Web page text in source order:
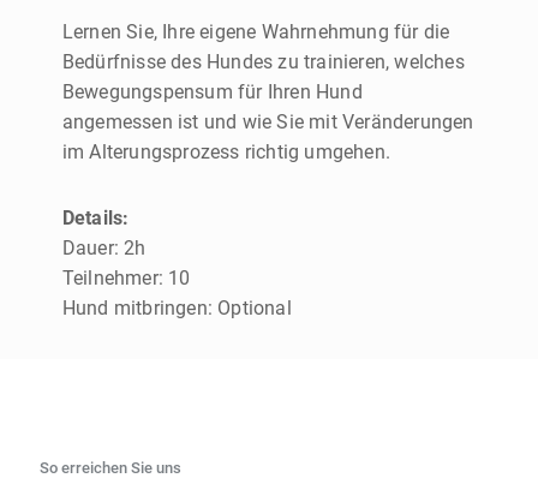
Lernen Sie, Ihre eigene Wahrnehmung für die
Bedürfnisse des Hundes zu trainieren, welches
Bewegungspensum für Ihren Hund
angemessen ist und wie Sie mit Veränderungen
im Alterungsprozess richtig umgehen.
Details:
Dauer: 2h
Teilnehmer: 10
Hund mitbringen: Optional
So erreichen Sie uns